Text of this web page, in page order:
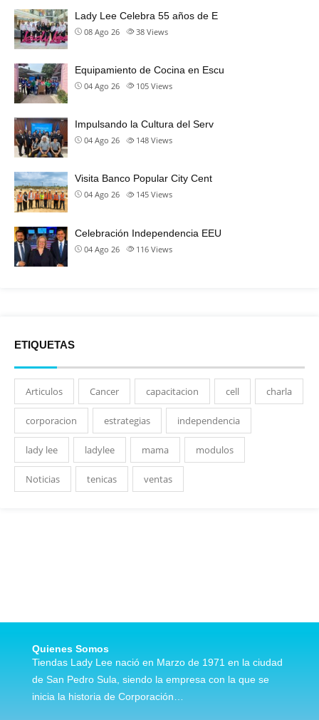
Lady Lee Celebra 55 años de E
08 Ago 26 38 Views
Equipamiento de Cocina en Escu
04 Ago 26 105 Views
Impulsando la Cultura del Serv
04 Ago 26 148 Views
Visita Banco Popular City Cent
04 Ago 26 145 Views
Celebración Independencia EEU
04 Ago 26 116 Views
ETIQUETAS
Articulos Cancer capacitacion cell charla
corporacion estrategias independencia
lady lee ladylee mama modulos
Noticias tenicas ventas
Quienes Somos
Tiendas Lady Lee nació en Marzo de 1971 en la ciudad
de San Pedro Sula, siendo la empresa con la que se
inicia la historia de Corporación…